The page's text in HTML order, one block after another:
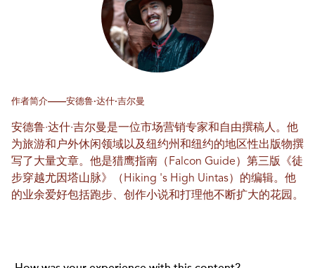
作者简介——安德鲁·达什·吉尔曼
安德鲁·达什·吉尔曼是一位市场营销专家和自由撰稿人。他
为旅游和户外休闲领域以及纽约州和纽约的地区性出版物撰
写了大量文章。他是猎鹰指南（Falcon Guide）第三版《徒
步穿越尤因塔山脉》（Hiking 's High Uintas）的编辑。他
的业余爱好包括跑步、创作小说和打理他不断扩大的花园。